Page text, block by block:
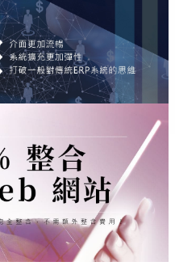
立即試用
常見問題
聯絡我們
系統模組
操作說明
版本資訊